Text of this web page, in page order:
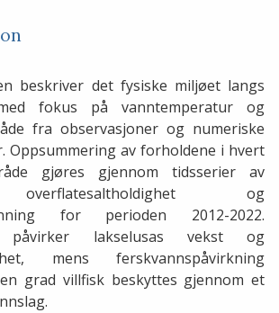
beskriver det fysiske miljøet langs
fokus på vanntemperatur og
fra observasjoner og numeriske
Oppsummering av forholdene i hvert
gjøres gjennom tidsserier av
og
for perioden 2012-2022.
påvirker lakselusas vekst og
mens ferskvannspåvirkning
grad villfisk beskyttes gjennom et